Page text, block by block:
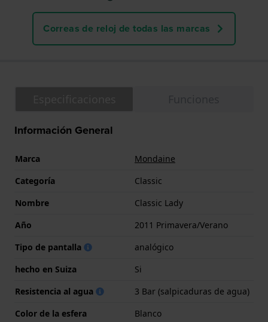
Correas de reloj de todas las marcas
Información General
Marca
Mondaine
Categoría
Classic
Nombre
Classic Lady
Año
2011 Primavera/Verano
Tipo de pantalla
analógico
hecho en Suiza
Si
Resistencia al agua
3 Bar (salpicaduras de agua)
Color de la esfera
Blanco